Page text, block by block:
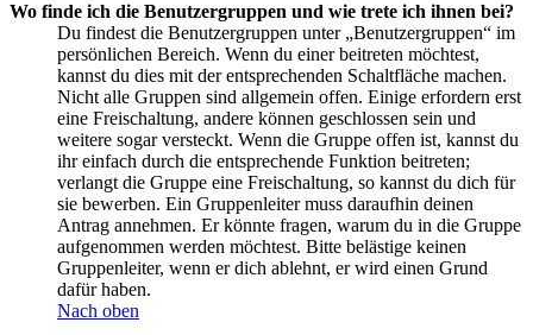
Wo finde ich die Benutzergruppen und wie trete ich ihnen bei?
Du findest die Benutzergruppen unter „Benutzergruppen“ im
persönlichen Bereich. Wenn du einer beitreten möchtest,
kannst du dies mit der entsprechenden Schaltfläche machen.
Nicht alle Gruppen sind allgemein offen. Einige erfordern erst
eine Freischaltung, andere können geschlossen sein und
weitere sogar versteckt. Wenn die Gruppe offen ist, kannst du
ihr einfach durch die entsprechende Funktion beitreten;
verlangt die Gruppe eine Freischaltung, so kannst du dich für
sie bewerben. Ein Gruppenleiter muss daraufhin deinen
Antrag annehmen. Er könnte fragen, warum du in die Gruppe
aufgenommen werden möchtest. Bitte belästige keinen
Gruppenleiter, wenn er dich ablehnt, er wird einen Grund
dafür haben.
Nach oben